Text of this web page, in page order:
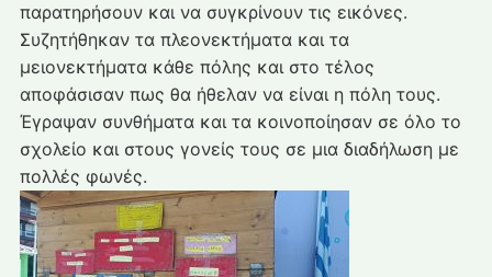
παρατηρήσουν και να συγκρίνουν τις εικόνες.
Συζητήθηκαν τα πλεονεκτήματα και τα
μειονεκτήματα κάθε πόλης και στο τέλος
αποφάσισαν πως θα ήθελαν να είναι η πόλη τους.
Έγραψαν συνθήματα και τα κοινοποίησαν σε όλο το
σχολείο και στους γονείς τους σε μια διαδήλωση με
πολλές φωνές.